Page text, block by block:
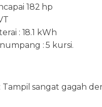
182 hp
: 18.1 kWh
: 5 kursi.
Tampil sangat gagah